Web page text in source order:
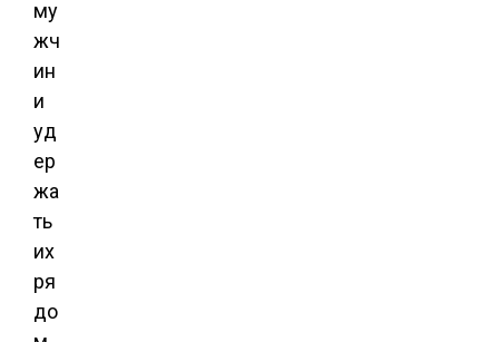
му
жч
ин
и
уд
ер
жа
ть
их
ря
до